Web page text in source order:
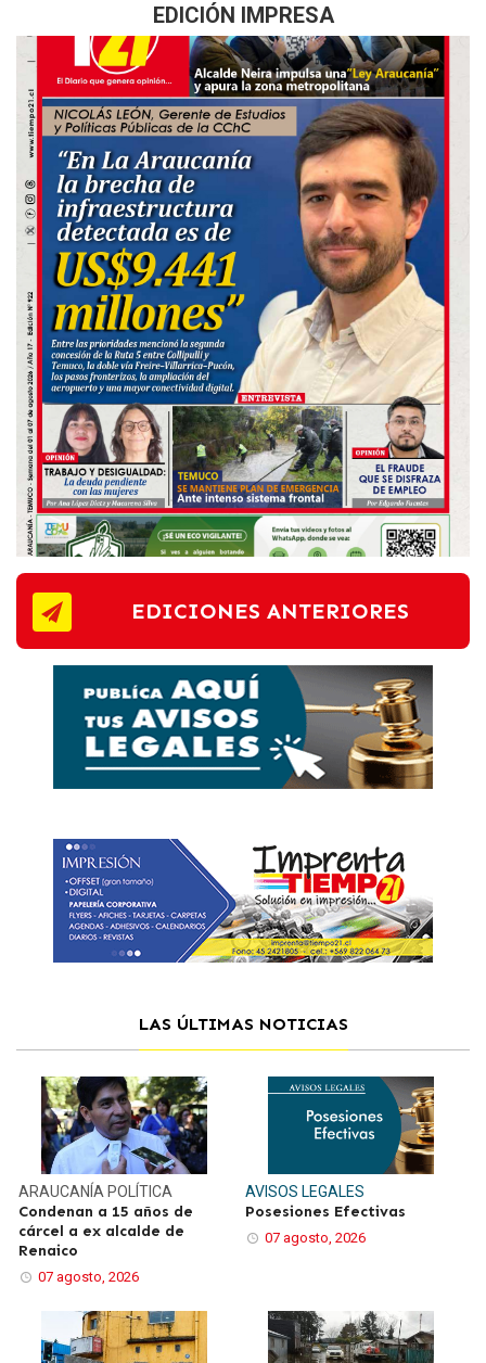
EDICIÓN IMPRESA
EDICIONES ANTERIORES
LAS ÚLTIMAS NOTICIAS
ARAUCANÍA POLÍTICA
Condenan a 15 años de
cárcel a ex alcalde de
Renaico
07 agosto, 2026
AVISOS LEGALES
Posesiones Efectivas
07 agosto, 2026